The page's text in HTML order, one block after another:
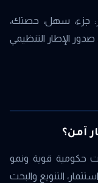
جزء، سهل، حصتك،
الإطار التنظيمي
آمن؟
حكومية قوية ونمو
التنويع والبحث